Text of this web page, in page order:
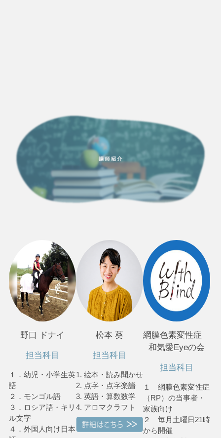
野口 ドナイ
担当科目
１．幼児・小学生英
語
２．モンゴル語
３．ロシア語・キリ
ル文字
４．外国人向け日本
松本 葵
担当科目
1. 絵本・読み聞かせ
2. 点字・点字楽譜
3. 英語・算数数学
4. アロマクラフト
網膜色素変性症
和気愛Eyeの会
担当科目
１ 網膜色素変性症
（RP）の当事者・
家族向け
２ 毎月土曜日21時
から開催